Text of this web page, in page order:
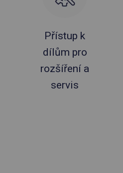
Přístup k
dílům pro
rozšíření a
servis